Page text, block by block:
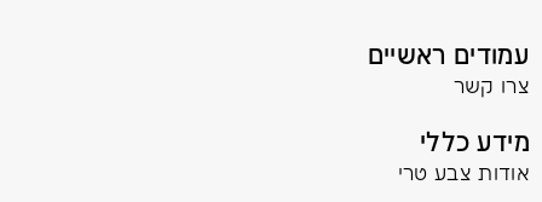
עמודים ראשיים
צרו קשר
מידע כללי
אודות צבע טרי